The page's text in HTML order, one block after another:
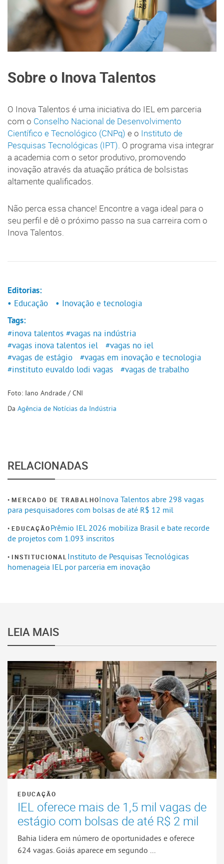
Sobre o Inova Talentos
O Inova Talentos é uma iniciativa do IEL em parceria
com o Conselho Nacional de Desenvolvimento
Científico e Tecnológico (CNPq) e o Instituto de
Pesquisas Tecnológicas (IPT). O programa visa integrar
a academia com o setor produtivo, promovendo
inovação através da atuação prática de bolsistas
altamente qualificados.
Não perca essa chance! Encontre a vaga ideal para o
seu perfil e dê o próximo passo na sua carreira com o
Inova Talentos.
Editorias:
• Educação
• Inovação e tecnologia
Tags:
#inova talentos #vagas na indústria
#vagas inova talentos iel
#vagas no iel
#vagas de estágio
#vagas em inovação e tecnologia
#instituto euvaldo lodi vagas
#vagas de trabalho
Foto: Iano Andrade / CNI
Da Agência de Notícias da Indústria
RELACIONADAS
MERCADO DE TRABALHOInova Talentos abre 298 vagas
para pesquisadores com bolsas de até R$ 12 mil
EDUCAÇÃOPrêmio IEL 2026 mobiliza Brasil e bate recorde
de projetos com 1.093 inscritos
INSTITUCIONAL Instituto de Pesquisas Tecnológicas
homenageia IEL por parceria em inovação
LEIA MAIS
EDUCAÇÃO
IEL oferece mais de 1,5 mil vagas de
estágio com bolsas de até R$ 2 mil
Bahia lidera em número de oportunidades e oferece
624 vagas. Goiás aparece em segundo ...